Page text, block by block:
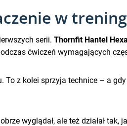
w
serii. Thornfit Hantel
ćwiczeń wymagających
z kolei sprzyja technice – a
wyglądał, ale też działał